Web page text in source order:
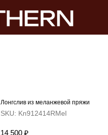
Лонгслив из меланжевой пряжи
SKU: Kn912414RMel
14 500 ₽